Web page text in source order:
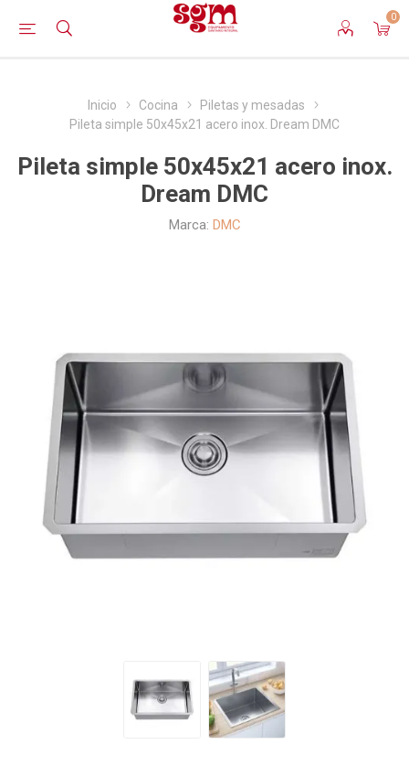
0
Inicio Cocina
Piletas y mesadas
Pileta simple 50x45x21 acero inox. Dream DMC
Pileta simple 50x45x21 acero inox.
Dream DMC
Marca: DMC